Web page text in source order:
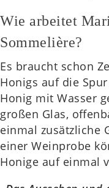
Wie arbeitet
Sommelière?
Es braucht schon
Honigs auf die
Honig mit Wasser
großen Glas,
einmal zusätz­li­che
einer Wein­pro­be
Honige auf einmal